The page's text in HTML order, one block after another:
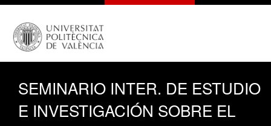
SEMINARIO INTER. DE ESTUDIO
E INVESTIGACIÓN SOBRE EL